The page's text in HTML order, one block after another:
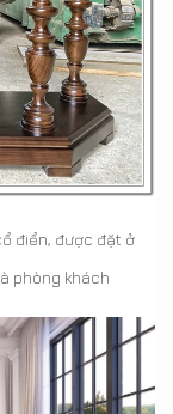
điển, được đặt ở
phòng khách